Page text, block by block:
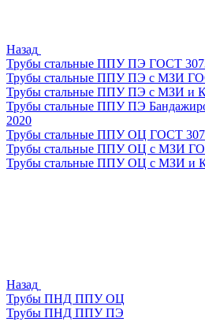
Назад
Трубы стальные ППУ ПЭ ГОСТ
Трубы стальные ППУ ПЭ с МЗИ
Трубы стальные ППУ ПЭ с МЗИ и
Трубы стальные ППУ ПЭ
2020
Трубы стальные ППУ ОЦ ГОСТ
Трубы стальные ППУ ОЦ с МЗИ
Трубы стальные ППУ ОЦ с МЗИ и
Назад
Трубы ПНД ППУ ОЦ
Трубы ПНД ППУ ПЭ